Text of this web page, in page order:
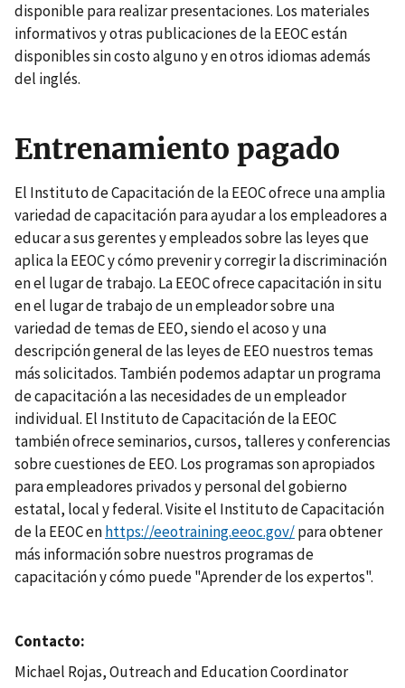
disponible para realizar presentaciones. Los materiales
informativos y otras publicaciones de la EEOC están
disponibles sin costo alguno y en otros idiomas además
del inglés.
Entrenamiento pagado
El Instituto de Capacitación de la EEOC ofrece una amplia
variedad de capacitación para ayudar a los empleadores a
educar a sus gerentes y empleados sobre las leyes que
aplica la EEOC y cómo prevenir y corregir la discriminación
en el lugar de trabajo. La EEOC ofrece capacitación in situ
en el lugar de trabajo de un empleador sobre una
variedad de temas de EEO, siendo el acoso y una
descripción general de las leyes de EEO nuestros temas
más solicitados. También podemos adaptar un programa
de capacitación a las necesidades de un empleador
individual. El Instituto de Capacitación de la EEOC
también ofrece seminarios, cursos, talleres y conferencias
sobre cuestiones de EEO. Los programas son apropiados
para empleadores privados y personal del gobierno
estatal, local y federal. Visite el Instituto de Capacitación
de la EEOC enhttps://eeotraining.eeoc.gov/para obtener
más información sobre nuestros programas de
capacitación y cómo puede "Aprender de los expertos".
Contacto
Michael Rojas, Outreach and Education Coordinator